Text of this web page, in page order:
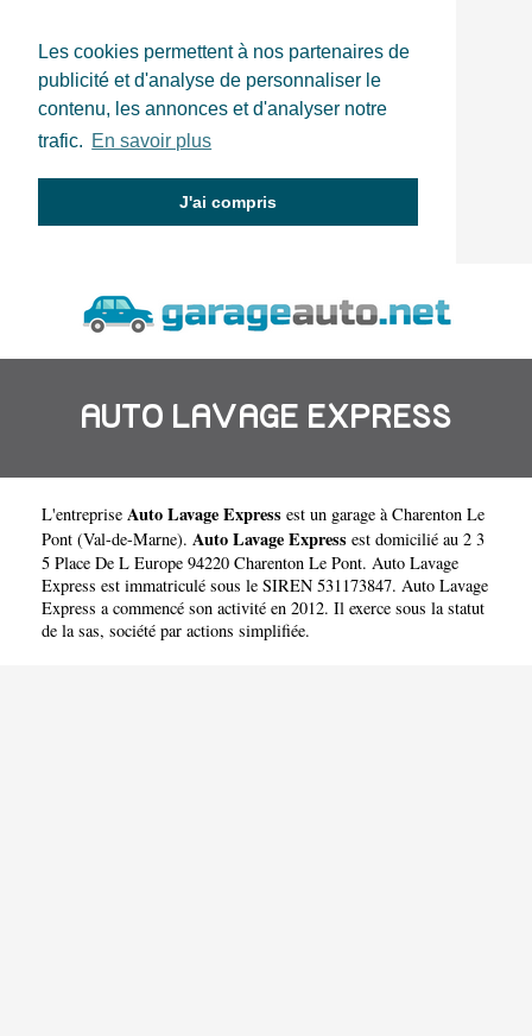
Les cookies permettent à nos partenaires de
publicité et d'analyse de personnaliser le
contenu, les annonces et d'analyser notre
trafic. En savoir plus
J'ai compris
AUTO LAVAGE EXPRESS
L'entreprise Auto Lavage Express est un garage à Charenton Le
Pont (Val-de-Marne). Auto Lavage Express est domicilié au 2 3
5 Place De L Europe 94220 Charenton Le Pont. Auto Lavage
Express est immatriculé sous le SIREN 531173847. Auto Lavage
Express a commencé son activité en 2012. Il exerce sous la statut
de la sas, société par actions simplifiée.